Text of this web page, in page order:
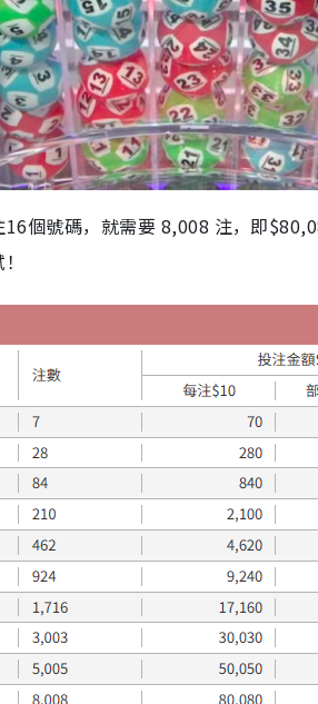
個號碼，就需要 8,008 注，即